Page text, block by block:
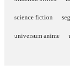
science fiction
universum anime